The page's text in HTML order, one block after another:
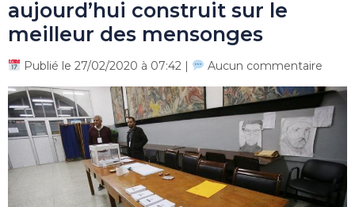
aujourd’hui construit sur le
meilleur des mensonges
Publié le 27/02/2020 à 07:42 | Aucun commentaire